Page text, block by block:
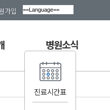
가입
병원소식
언론 보도
소식지
진료시간표